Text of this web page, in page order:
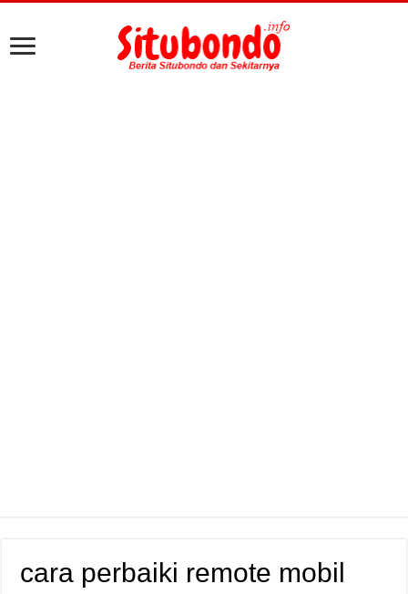
cara perbaiki remote mobil